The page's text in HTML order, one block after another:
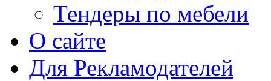
Тендеры по мебели
О сайте
Для Рекламодателей